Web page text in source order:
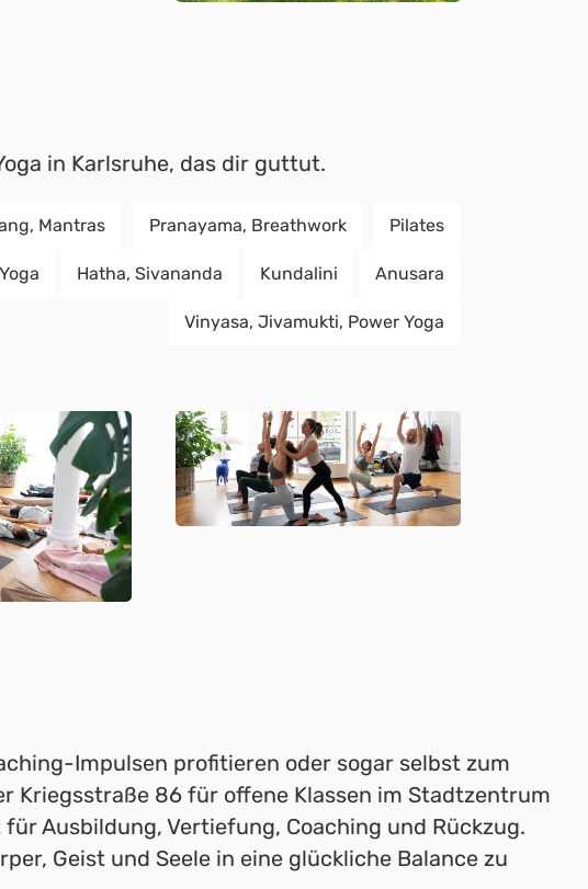
in Karlsruhe, das dir guttut.
Mantras Pranayama, Breathwork Pilates
Hatha, Sivananda Kundalini Anusara
Vinyasa, Jivamukti, Power Yoga
Impulsen profitieren oder sogar selbst zum
Kriegsstraße 86 für offene Klassen im Stadtzentrum
Ausbildung, Vertiefung, Coaching und Rückzug.
Geist und Seele in eine glückliche Balance zu